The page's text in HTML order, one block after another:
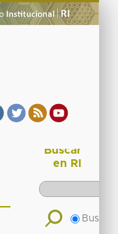
Buscar
en RI
Buscar